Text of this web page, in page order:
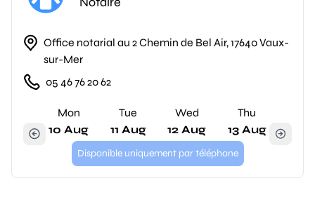
Office notarial au 2 Chemin de Bel Air, 17640 Vaux-
sur-Mer
05 46 76 20 62
Mon
10 Aug
Tue
11 Aug
Wed
12 Aug
Thu
13 Aug
Disponible uniquement par téléphone